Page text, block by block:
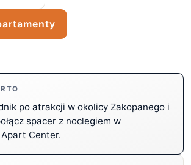
po atrakcji w okolicy Zakopanego i
spacer z noclegiem w
Center.